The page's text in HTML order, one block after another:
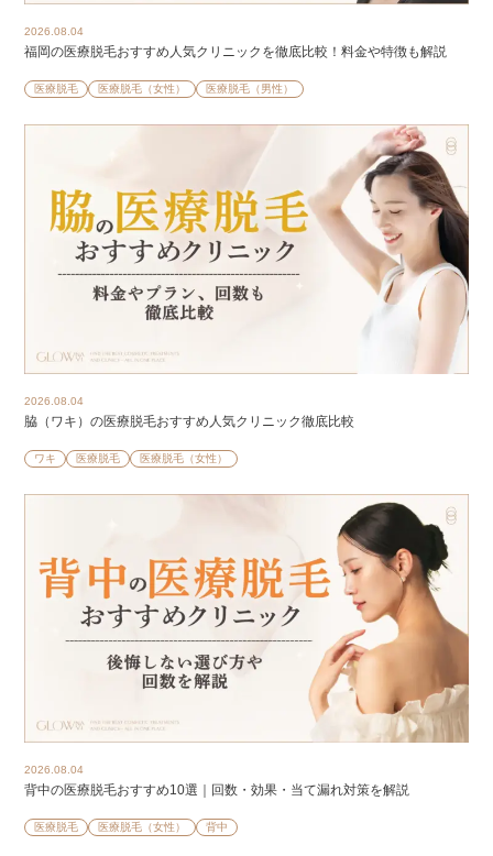
2026.08.04
福岡の医療脱毛おすすめ人気クリニックを徹底比較！料金や特徴も解説
医療脱毛 医療脱毛（女性） 医療脱毛（男性）
2026.08.04
脇（ワキ）の医療脱毛おすすめ人気クリニック徹底比較
ワキ 医療脱毛 医療脱毛（女性）
2026.08.04
背中の医療脱毛おすすめ10選｜回数・効果・当て漏れ対策を解説
医療脱毛 医療脱毛（女性） 背中